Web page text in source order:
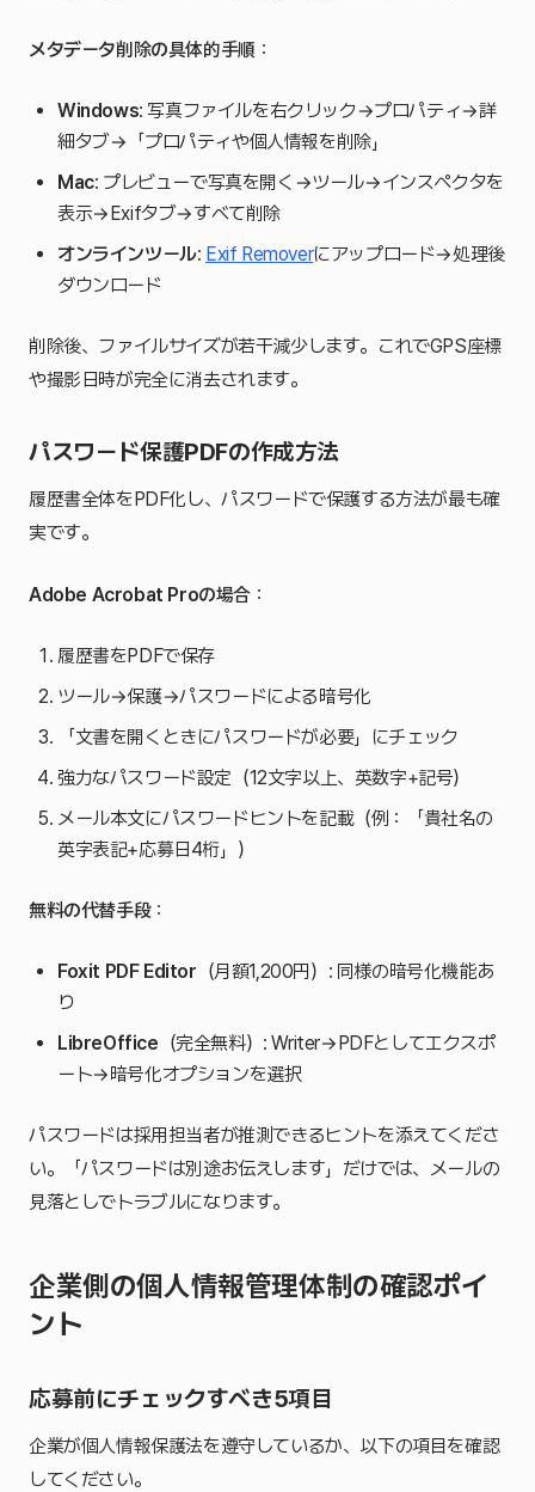
メタデータ削除の具体的手順 ：
Windows: 写真ファイルを右クリック→プロパティ→詳
細タブ→「プロパティや個人情報を削除」
Mac: プレビューで写真を開く→ツール→インスペクタを
表示→Exifタブ→すべて削除
オンラインツール: Exif Removerにアップロード→処理後
ダウンロード
削除後、ファイルサイズが若干減少します。これでGPS座標
や撮影日時が完全に消去されます。
パスワード保護PDFの作成方法
履歴書全体をPDF化し、パスワードで保護する方法が最も確
実です。
Adobe Acrobat Proの場合 ：
履歴書をPDFで保存
ツール→保護→パスワードによる暗号化
「文書を開くときにパスワードが必要」にチェック
強力なパスワード設定（12文字以上、英数字+記号）
メール本文にパスワードヒントを記載（例：「貴社名の
英字表記+応募日4桁」）
無料の代替手段：
Foxit PDF Editor （月額1,200円）: 同様の暗号化機能あ
り
LibreOffice （完全無料）: Writer→PDFとしてエクスポ
ート→暗号化オプションを選択
パスワードは採用担当者が推測できるヒントを添えてくださ
い。「パスワードは別途お伝えします」だけでは、メールの
見落としでトラブルになります。
企業側の個人情報管理体制の確認ポイ
ント
応募前にチェックすべき5項目
企業が個人情報保護法を遵守しているか、以下の項目を確認
してください。